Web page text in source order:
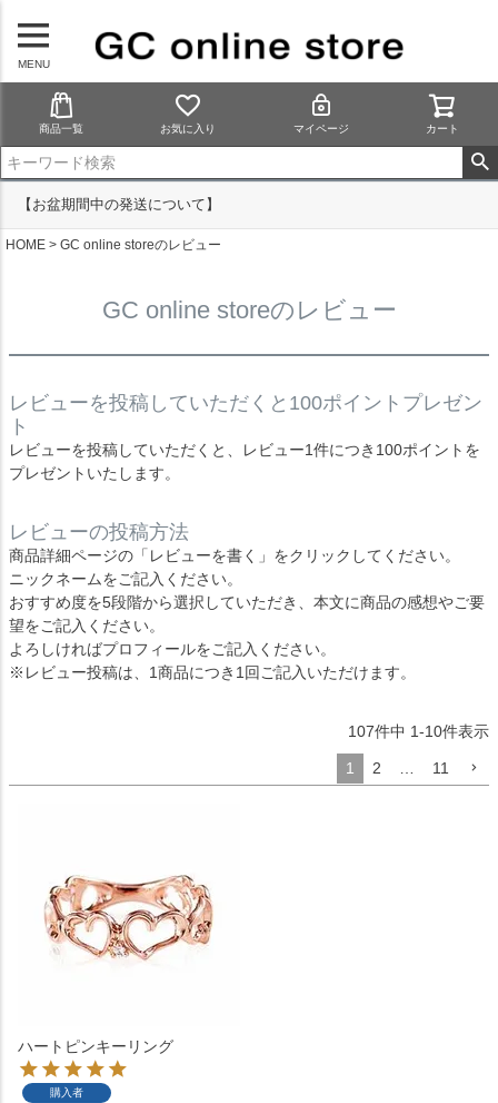
MENU
商品一覧 お気に入り マイページ カート
【お盆期間中の発送について】
HOME GC online storeのレビュー
GC online storeのレビュー
レビューを投稿していただくと100ポイントプレゼン
ト
レビューを投稿していただくと、レビュー1件につき100ポイントを
プレゼントいたします。
レビューの投稿方法
商品詳細ページの「レビューを書く」をクリックしてください。
ニックネームをご記入ください。
おすすめ度を5段階から選択していただき、本文に商品の感想やご要
望をご記入ください。
よろしければプロフィールをご記入ください。
※レビュー投稿は、1商品につき1回ご記入いただけます。
107件中 1-10件表示
1 2 … 11
ハートピンキーリング
購入者